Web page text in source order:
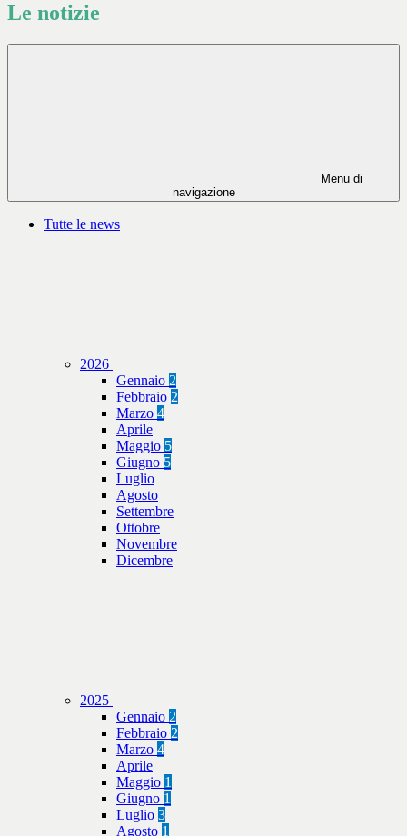
Le notizie
Menu di
navigazione
Tutte le news
2026
Gennaio 2
Febbraio 2
Marzo 4
Aprile
Maggio 5
Giugno 5
Luglio
Agosto
Settembre
Ottobre
Novembre
Dicembre
2025
Gennaio 2
Febbraio 2
Marzo 4
Aprile
Maggio 1
Giugno 1
Luglio 3
Agosto 1